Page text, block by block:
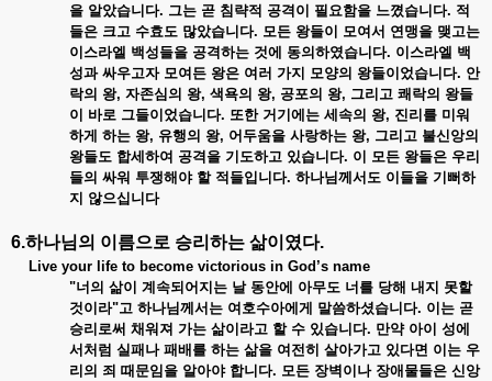
을 알았습니다. 그는 곧 침략적 공격이 필요함을 느꼈습니다. 적
들은 크고 수효도 많았습니다. 모든 왕들이 모여서 연맹을 맺고는
이스라엘 백성들을 공격하는 것에 동의하였습니다. 이스라엘 백
성과 싸우고자 모여든 왕은 여러 가지 모양의 왕들이었습니다. 안
락의 왕, 자존심의 왕, 색욕의 왕, 공포의 왕, 그리고 쾌락의 왕들
이 바로 그들이었습니다. 또한 거기에는 세속의 왕, 진리를 미워
하게 하는 왕, 유행의 왕, 어두움을 사랑하는 왕, 그리고 불신앙의
왕들도 합세하여 공격을 기도하고 있습니다. 이 모든 왕들은 우리
들의 싸워 투쟁해야 할 적들입니다. 하나님께서도 이들을 기뻐하
지 않으십니다
6.하나님의 이름으로 승리하는 삶이였다.
Live your life to become victorious in God’s name
"너의 삶이 계속되어지는 날 동안에 아무도 너를 당해 내지 못할
것이라"고 하나님께서는 여호수아에게 말씀하셨습니다. 이는 곧
승리로써 채워져 가는 삶이라고 할 수 있습니다. 만약 아이 성에
서처럼 실패나 패배를 하는 삶을 여전히 살아가고 있다면 이는 우
리의 죄 때문임을 알아야 합니다. 모든 장벽이나 장애물들은 신앙